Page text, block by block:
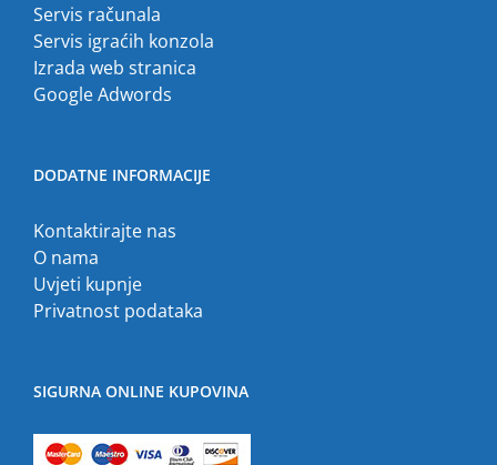
Servis računala
Servis igraćih konzola
Izrada web stranica
Google Adwords
DODATNE INFORMACIJE
Kontaktirajte nas
O nama
Uvjeti kupnje
Privatnost podataka
SIGURNA ONLINE KUPOVINA